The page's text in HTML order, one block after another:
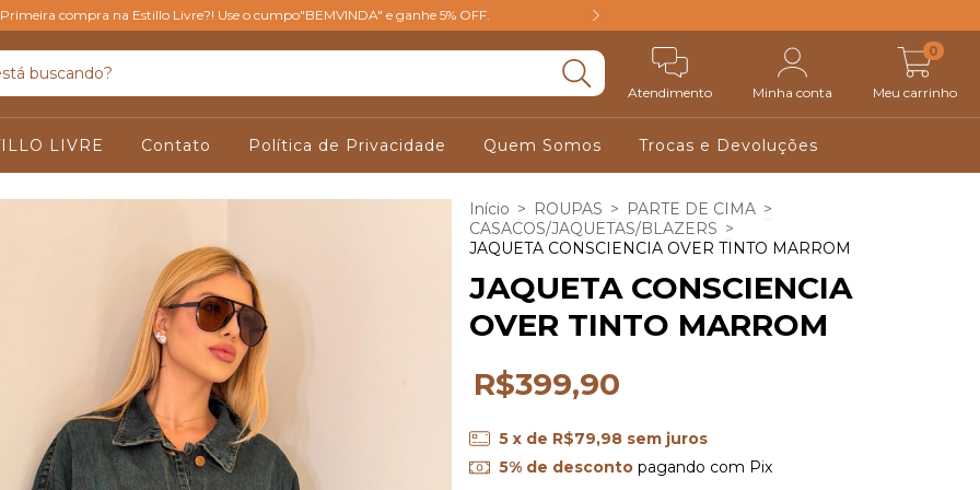
Primeira compra na Estillo Livre?! Use o cumpo"BEMVINDA" e ganhe 5% OFF.
Atendimento Minha conta Meu carrinho
0
LIVRE Contato Política de Privacidade Quem Somos Trocas e Devoluções
Início > ROUPAS > PARTE DE CIMA >
CASACOS/JAQUETAS/BLAZERS >
JAQUETA CONSCIENCIA OVER TINTO MARROM
JAQUETA CONSCIENCIA
OVER TINTO MARROM
R$399,90
5 x de R$79,98 sem juros
5% de descontopagando com Pix